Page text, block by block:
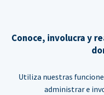
Conoce, involucra y
Utiliza nuestras
administrar e